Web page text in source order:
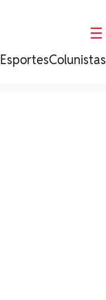
☰
EsportesColunistas